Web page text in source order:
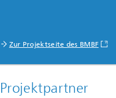
Zur Projektseite des BMBF
Projektpartner